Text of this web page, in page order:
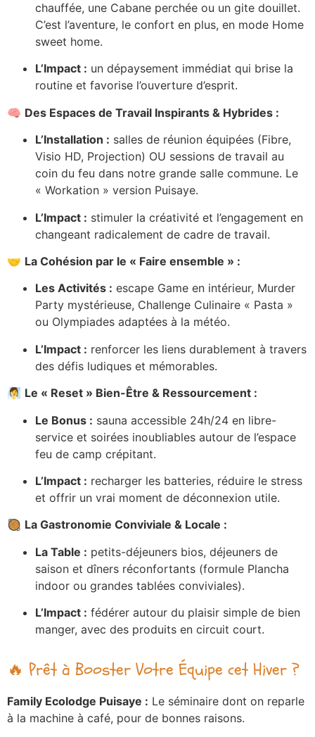
chauffée, une Cabane perchée ou un gite douillet.
C’est l’aventure, le confort en plus, en mode Home
sweet home.
L’Impact : un dépaysement immédiat qui brise la
routine et favorise l’ouverture d’esprit.
🧠 Des Espaces de Travail Inspirants & Hybrides :
L’Installation : salles de réunion équipées (Fibre,
Visio HD, Projection) OU sessions de travail au
coin du feu dans notre grande salle commune. Le
« Workation » version Puisaye.
L’Impact : stimuler la créativité et l’engagement en
changeant radicalement de cadre de travail.
🤝 La Cohésion par le « Faire ensemble » :
Les Activités : escape Game en intérieur, Murder
Party mystérieuse, Challenge Culinaire « Pasta »
ou Olympiades adaptées à la météo.
L’Impact : renforcer les liens durablement à travers
des défis ludiques et mémorables.
🧖‍♀️ Le « Reset » Bien-Être & Ressourcement :
Le Bonus : sauna accessible 24h/24 en libre-
service et soirées inoubliables autour de l’espace
feu de camp crépitant.
L’Impact : recharger les batteries, réduire le stress
et offrir un vrai moment de déconnexion utile.
🥘 La Gastronomie Conviviale & Locale :
La Table : petits-déjeuners bios, déjeuners de
saison et dîners réconfortants (formule Plancha
indoor ou grandes tablées conviviales).
L’Impact : fédérer autour du plaisir simple de bien
manger, avec des produits en circuit court.
🔥 Prêt à Booster Votre Équipe cet Hiver ?
Family Ecolodge Puisaye : Le séminaire dont on reparle
à la machine à café, pour de bonnes raisons.